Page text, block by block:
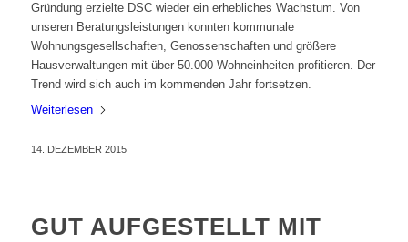
Gründung erzielte DSC wieder ein erhebliches Wachstum. Von
unseren Beratungsleistungen konnten kommunale
Wohnungsgesellschaften, Genossenschaften und größere
Hausverwaltungen mit über 50.000 Wohneinheiten profitieren. Der
Trend wird sich auch im kommenden Jahr fortsetzen.
Weiterlesen
14. DEZEMBER 2015
GUT AUFGESTELLT MIT